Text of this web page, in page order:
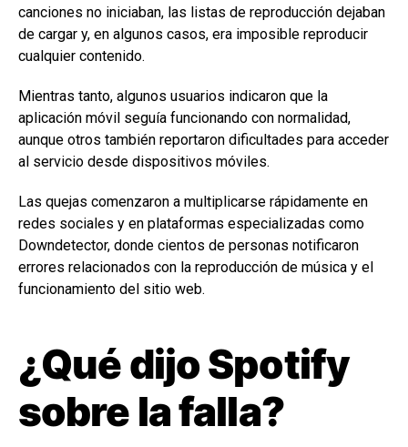
canciones no iniciaban, las listas de reproducción dejaban
de cargar y, en algunos casos, era imposible reproducir
cualquier contenido.
Mientras tanto, algunos usuarios indicaron que la
aplicación móvil seguía funcionando con normalidad,
aunque otros también reportaron dificultades para acceder
al servicio desde dispositivos móviles.
Las quejas comenzaron a multiplicarse rápidamente en
redes sociales y en plataformas especializadas como
Downdetector, donde cientos de personas notificaron
errores relacionados con la reproducción de música y el
funcionamiento del sitio web.
¿Qué dijo Spotify
sobre la falla?